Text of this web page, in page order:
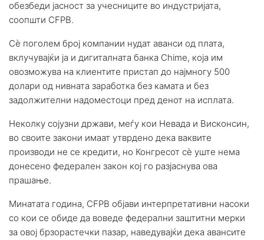
обезбеди јасност за учесниците во индустријата,
соопшти CFPB.
Сè поголем број компании нудат аванси од плата,
вклучувајќи ја и дигиталната банка Chime, која им
овозможува на клиентите пристап до најмногу 500
долари од нивната заработка без камата и без
задолжителни надоместоци пред денот на исплата.
Неколку сојузни држави, меѓу кои Невада и Висконсин,
во своите закони имаат утврдено дека ваквите
производи не се кредити, но Конгресот сè уште нема
донесено федерален закон кој го разјаснува ова
прашање.
Минатата година, CFPB објави интерпретативни насоки
со кои се обиде да воведе федерални заштитни мерки
за овој брзорастечки пазар, наведувајќи дека авансите